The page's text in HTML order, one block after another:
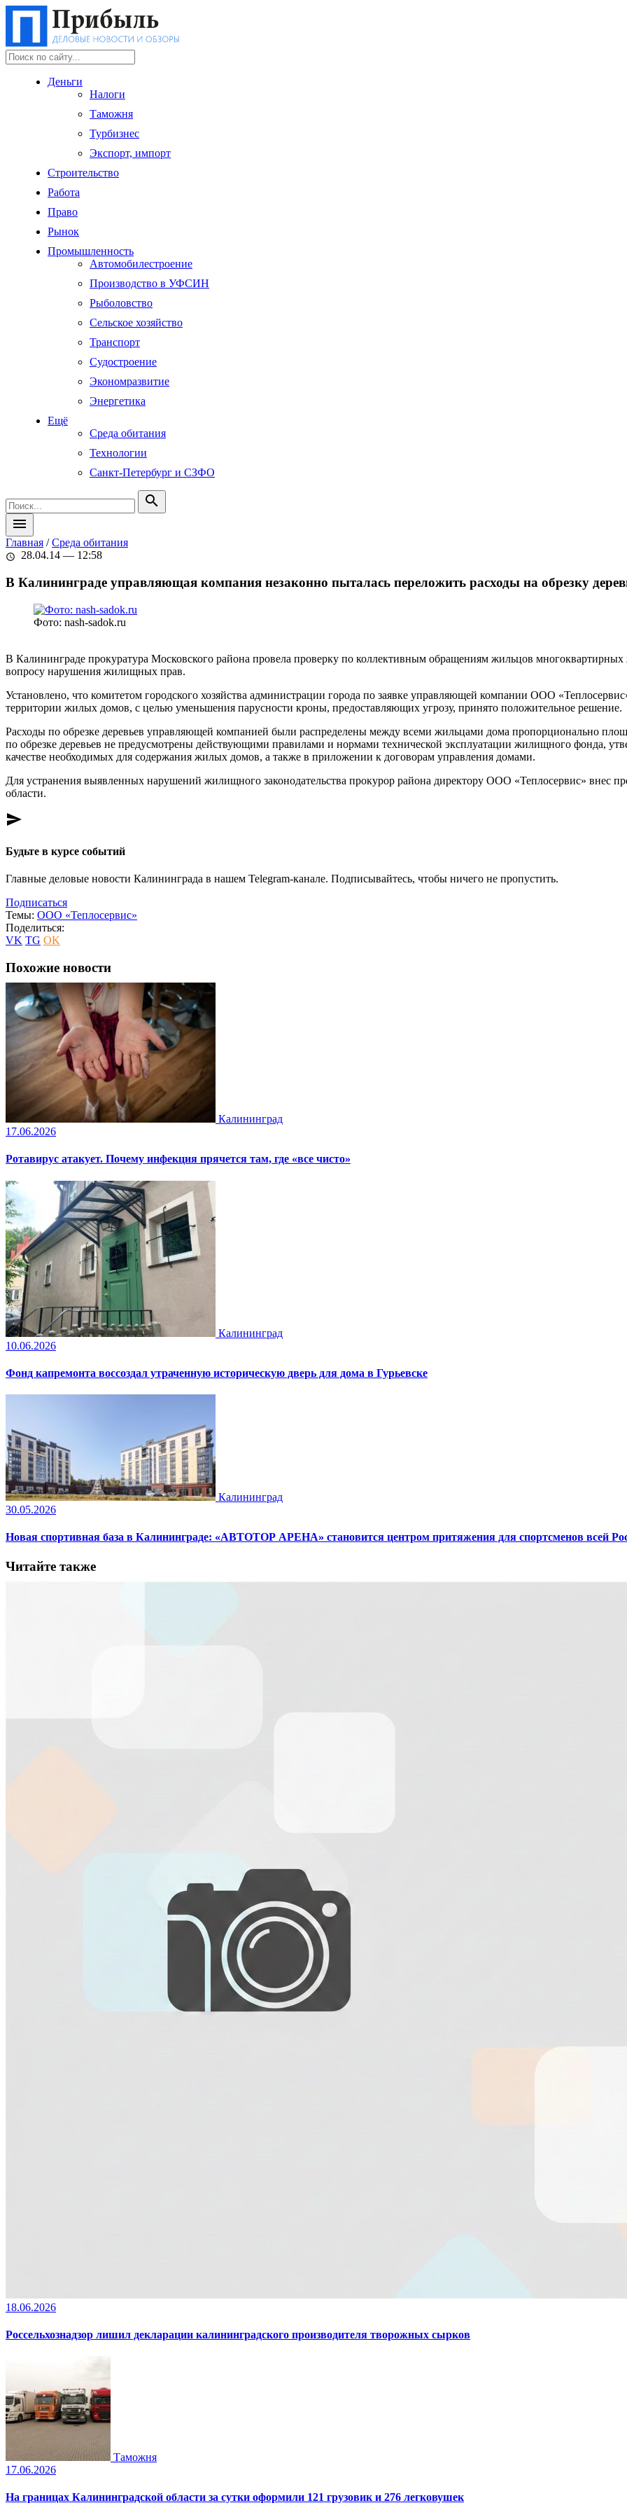
Деньги
Налоги
Таможня
Турбизнес
Экспорт, импорт
Строительство
Работа
Право
Рынок
Промышленность
Автомобилестроение
Производство в УФСИН
Рыболовство
Сельское хозяйство
Транспорт
Судостроение
Экономразвитие
Энергетика
Ещё
Среда обитания
Технологии
Санкт-Петербург и СЗФО
search
menu
Главная /Среда обитания
schedule 28.04.14 — 12:58
В Калининграде управляющая компания незаконно пыталась переложить расходы на обрезку
Фото: nash-sadok.ru
В Калининграде прокуратура Московского района провела проверку по коллективным обращениям жильцов
вопросу нарушения жилищных прав.
Установлено, что комитетом городского хозяйства администрации города по заявке управляющей компании ООО
территории жилых домов, с целью уменьшения парусности кроны, предоставляющих угрозу, принято положительное решение.
Расходы по обрезке деревьев управляющей компанией были распределены между всеми жильцами дома пропорционально
по обрезке деревьев не предусмотрены действующими правилами и нормами технической эксплуатации жилищного фонда,
качестве необходимых для содержания жилых домов, а также в приложении к договорам управления домами.
Для устранения выявленных нарушений жилищного законодательства прокурор района директору ООО «Теплосервис» внес
области.
send
Будьте в курсе событий
Главные деловые новости Калининграда в нашем Telegram-канале. Подписывайтесь, чтобы ничего не пропустить.
Подписаться
Темы: ООО «Теплосервис»
Поделиться:
VK TG OK
Похожие новости
Калининград
17.06.2026
Ротавирус атакует. Почему инфекция прячется там, где «все чисто»
Калининград
10.06.2026
Фонд капремонта воссоздал утраченную историческую дверь для дома в Гурьевске
Калининград
30.05.2026
Новая спортивная база в Калининграде: «АВТОТОР АРЕНА» становится центром притяжения для спортсменов всей
Читайте также
18.06.2026
Россельхознадзор лишил декларации калининградского производителя творожных сырков
Таможня
17.06.2026
На границах Калининградской области за сутки оформили 121 грузовик и 276 легковушек